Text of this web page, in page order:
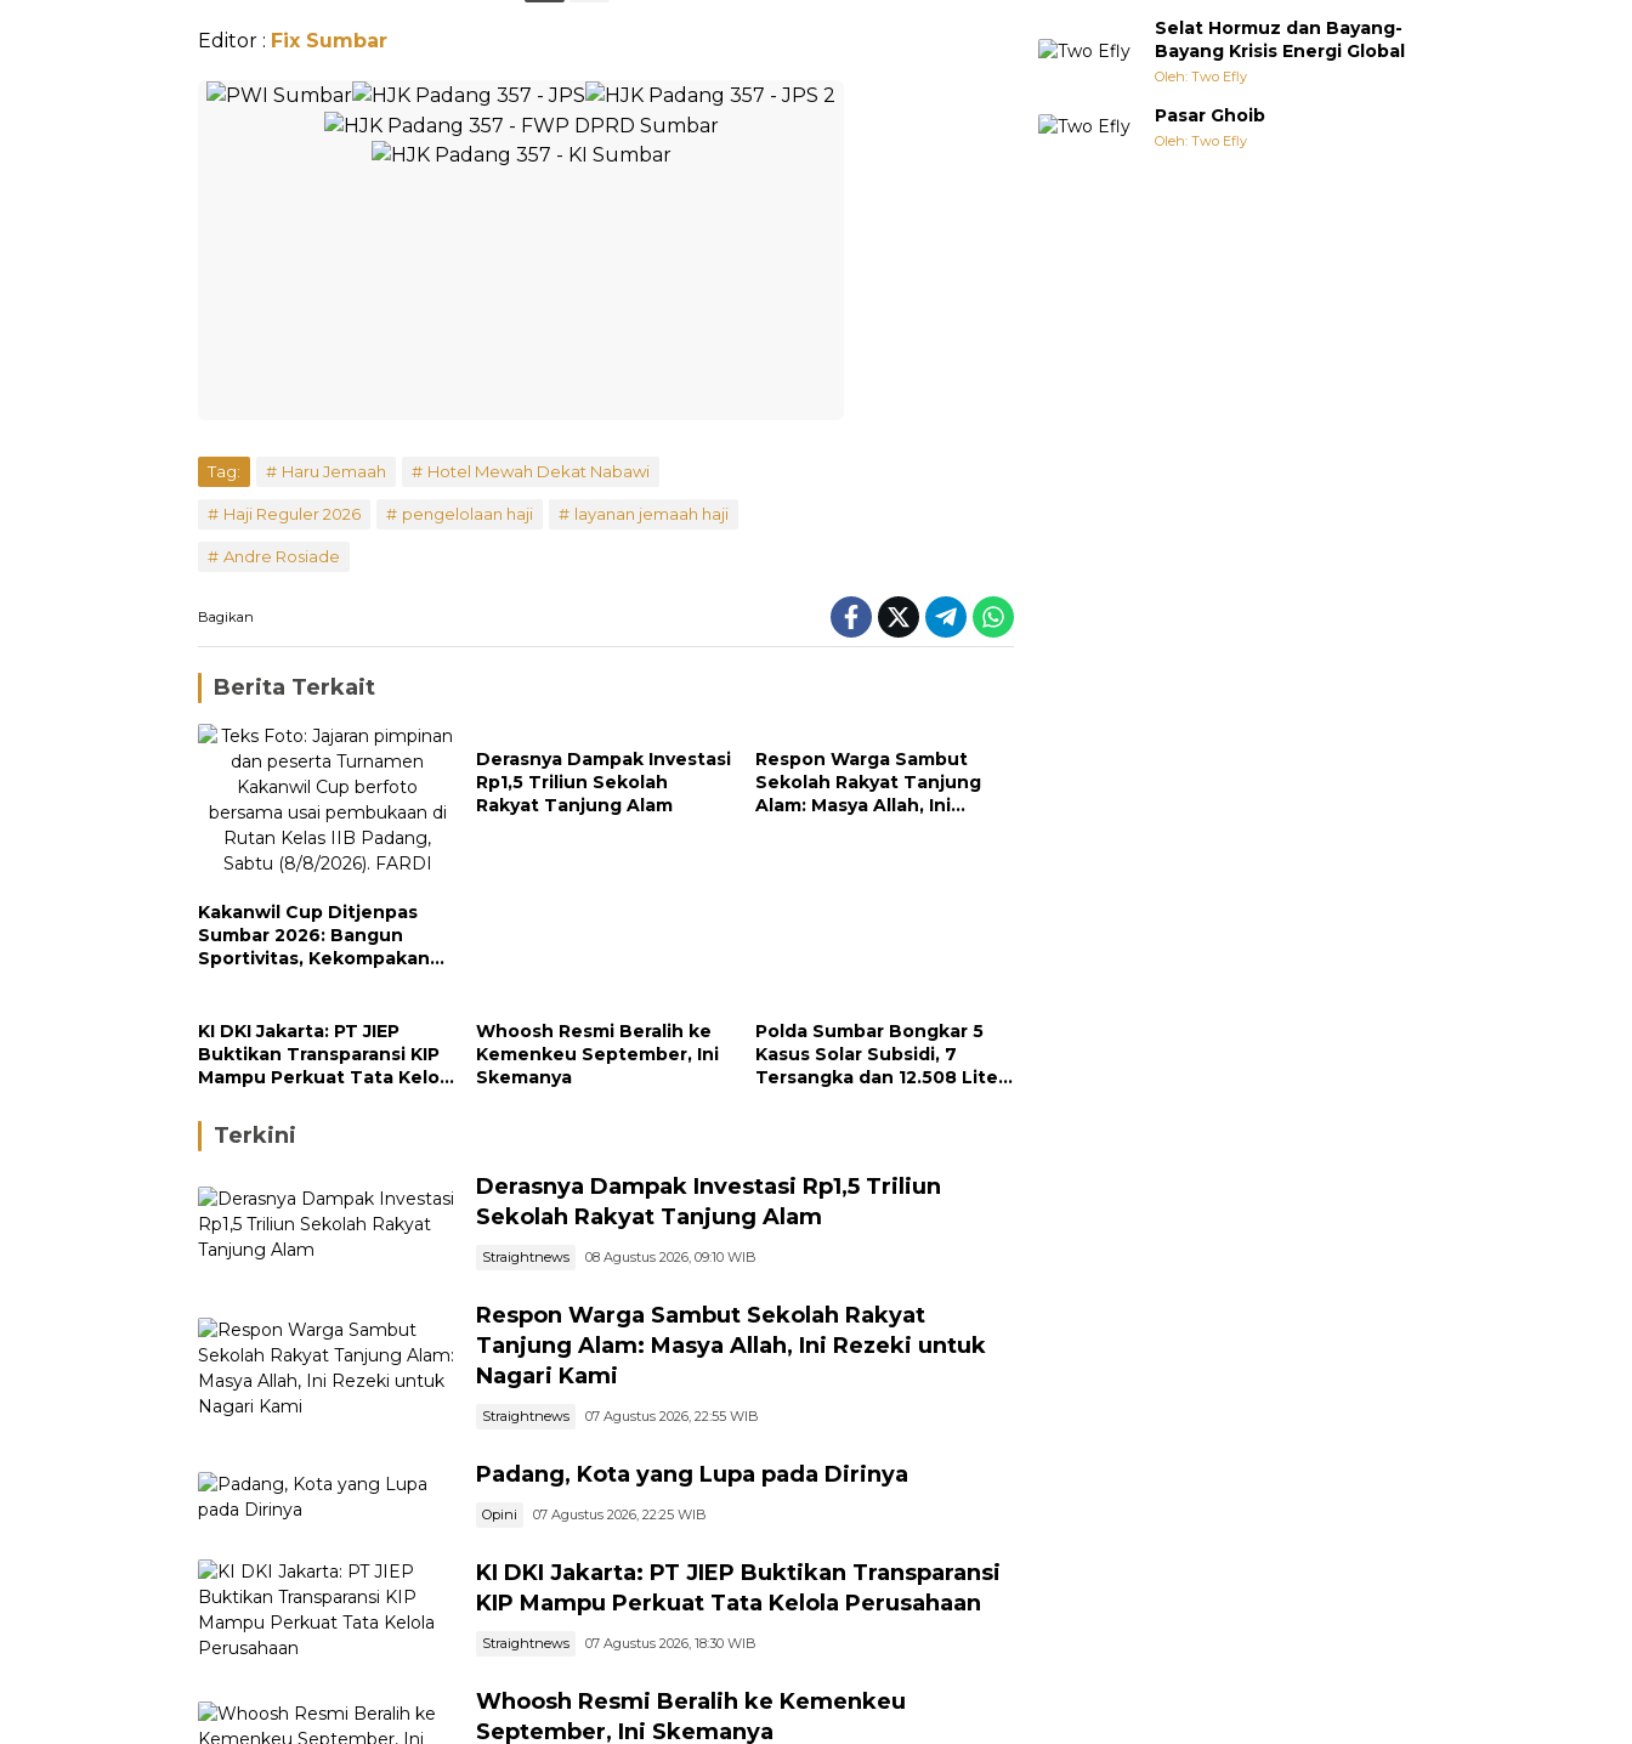
Editor : Fix Sumbar
Tag: Haru Jemaah Hotel Mewah Dekat Nabawi
Haji Reguler 2026 pengelolaan haji layanan jemaah haji
Andre Rosiade
Bagikan
Berita Terkait
Kakanwil Cup Ditjenpas
Sumbar 2026: Bangun
Sportivitas, Kekompakan
Derasnya Dampak Investasi
Rp1,5 Triliun Sekolah
Rakyat Tanjung Alam
Respon Warga Sambut
Sekolah Rakyat Tanjung
Alam: Masya Allah, Ini
KI DKI Jakarta: PT JIEP
Buktikan Transparansi KIP
Mampu Perkuat Tata Kelola
Whoosh Resmi Beralih ke
Kemenkeu September, Ini
Skemanya
Polda Sumbar Bongkar 5
Kasus Solar Subsidi, 7
Tersangka dan 12.508 Liter
Terkini
Derasnya Dampak Investasi Rp1,5 Triliun
Sekolah Rakyat Tanjung Alam
Straightnews 08 Agustus 2026, 09:10 WIB
Respon Warga Sambut Sekolah Rakyat
Tanjung Alam: Masya Allah, Ini Rezeki untuk
Nagari Kami
Straightnews 07 Agustus 2026, 22:55 WIB
Padang, Kota yang Lupa pada Dirinya
Opini 07 Agustus 2026, 22:25 WIB
KI DKI Jakarta: PT JIEP Buktikan Transparansi
KIP Mampu Perkuat Tata Kelola Perusahaan
Straightnews 07 Agustus 2026, 18:30 WIB
Whoosh Resmi Beralih ke Kemenkeu
September, Ini Skemanya
Selat Hormuz dan Bayang-
Bayang Krisis Energi Global
Oleh: Two Efly
Pasar Ghoib
Oleh: Two Efly